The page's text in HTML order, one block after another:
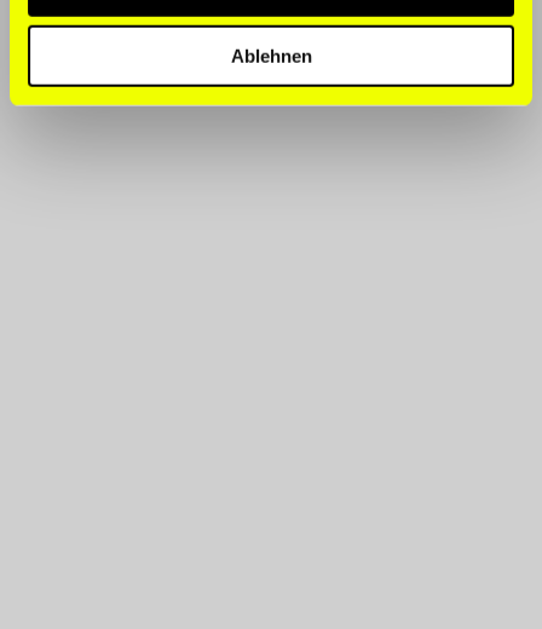
Ablehnen